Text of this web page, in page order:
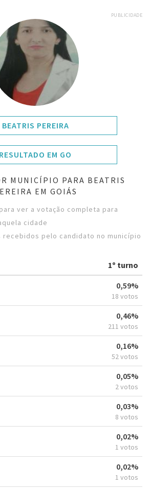
PUBLICIDADE
BEATRIS PEREIRA
RESULTADO EM GO
MUNICÍPIO PARA BEATRIS
EM GOIÁS
ver a votação completa para
cidade
pelo candidato no município
1º turno
0,59%
18 votos
0,46%
211 votos
0,16%
52 votos
0,05%
2 votos
0,03%
8 votos
0,02%
1 votos
0,02%
1 votos